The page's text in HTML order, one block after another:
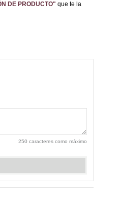
DE PRODUCTO" que te la
250 caracteres como máximo